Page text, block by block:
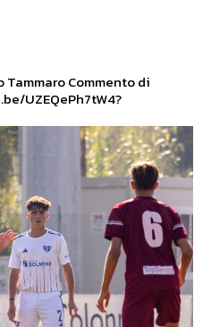
Commento di